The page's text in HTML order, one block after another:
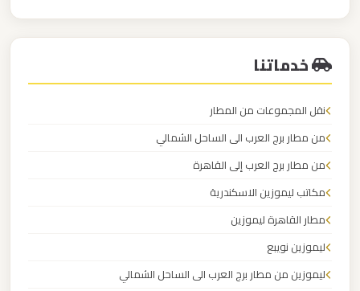
عربيات المطارعربيات المطار
خدماتنا
نقل المجموعات من المطار
من مطار برج العرب الى الساحل الشمالي
من مطار برج العرب إلى القاهرة
مكاتب ليموزين الاسكندرية
مطار القاهرة ليموزين
ليموزين نويبع
ليموزين من مطار برج العرب الى الساحل الشمالي
ليموزين
مطار
القاهرة
الدولي
ليموزين
القاهرة
الساخن
ليموزين